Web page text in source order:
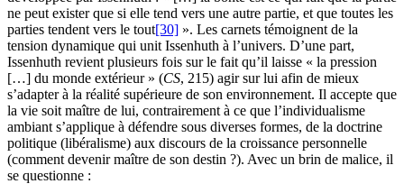
ne peut exister que si elle tend vers une autre partie, et que toutes les
parties tendent vers le tout[30] ». Les carnets témoignent de la
tension dynamique qui unit Issenhuth à l’univers. D’une part,
Issenhuth revient plusieurs fois sur le fait qu’il laisse « la pression
[…] du monde extérieur » (CS, 215) agir sur lui afin de mieux
s’adapter à la réalité supérieure de son environnement. Il accepte que
la vie soit maître de lui, contrairement à ce que l’individualisme
ambiant s’applique à défendre sous diverses formes, de la doctrine
politique (libéralisme) aux discours de la croissance personnelle
(comment devenir maître de son destin ?). Avec un brin de malice, il
se questionne :